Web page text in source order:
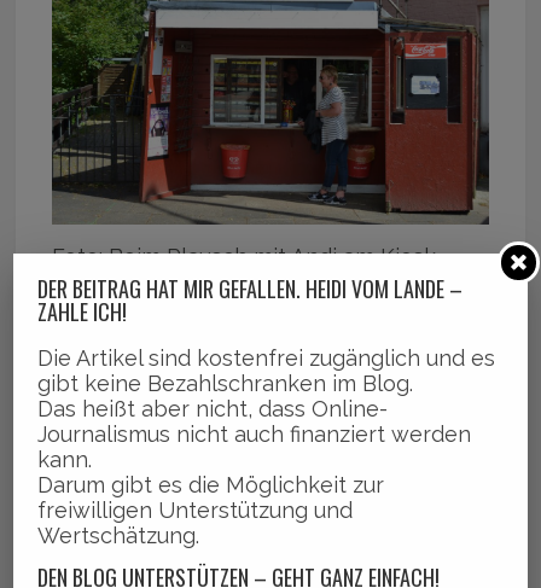
Foto: Beim Plausch mit Andi am Kiosk
Auch der Kiosk „Andis Welt“ ist
Brauchtum.
Angrenzend an das alte Haus an der Ecke
Am Brink, Holtenklinkerstraße befindet
sich seit 1997 „Andis Welt“. Andreas und
Doris Wegener bieten dort hinter dem
DER BEITRAG HAT MIR GEFALLEN. HEIDI VOM LANDE –
ZAHLE ICH!
Die Artikel sind kostenfrei zugänglich und es
gibt keine Bezahlschranken im Blog.
Das heißt aber nicht, dass Online-
Journalismus nicht auch finanziert werden
kann.
Darum gibt es die Möglichkeit zur
freiwilligen Unterstützung und
Wertschätzung.
DEN BLOG UNTERSTÜTZEN – GEHT GANZ EINFACH!